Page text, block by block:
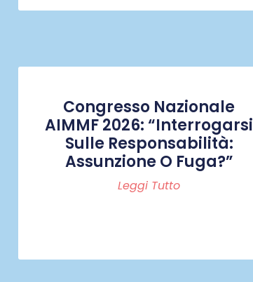
Congresso Nazionale
AIMMF 2026: “Interrogarsi
Sulle Responsabilità:
Assunzione O Fuga?”
Leggi Tutto